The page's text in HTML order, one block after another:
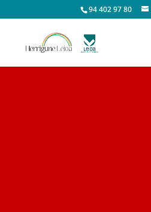
94 402 97 80